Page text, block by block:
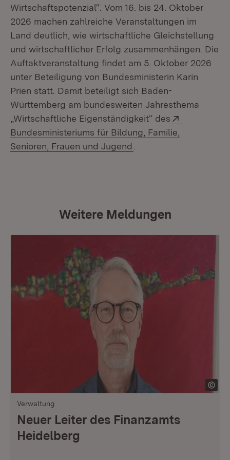
Wirtschaftspotenzial“. Vom 16. bis 24. Oktober
2026 machen zahlreiche Veranstaltungen im
Land deutlich, wie wirtschaftliche Gleichstellung
und wirtschaftlicher Erfolg zusammenhängen. Die
Auftaktveranstaltung findet am 5. Oktober 2026
unter Beteiligung von Bundesministerin Karin
Prien statt. Damit beteiligt sich Baden-
Württemberg am bundesweiten Jahresthema
„Wirtschaftliche Eigenständigkeit“ des
Bundesministeriums für Bildung, Familie,
Senioren, Frauen und Jugend
Weitere Meldungen
Verwaltung
Neuer Leiter des Finanzamts
Heidelberg